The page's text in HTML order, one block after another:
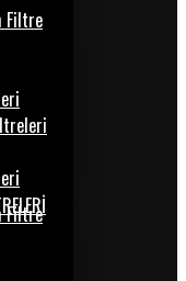
Filtre
Filtre